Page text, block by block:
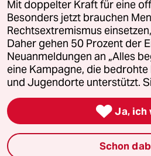
Alle Rechte vorbehalten. Bei rechtlichen
wenden Sie sich bitte an
lizenzen@taz.de
Feedback Redaktionsstatut
Leitlinie Informant Datenschutz
Seitenwende Einwilligungen
Mit doppelter Kraft für eine
Besonders jetzt brauchen
Rechtsextremismus
Daher gehen 50 Prozent der
Neuanmeldungen an „Alles
eine Kampagne, die
und Jugendorte unterstützt.
 Ja, ich
Schon